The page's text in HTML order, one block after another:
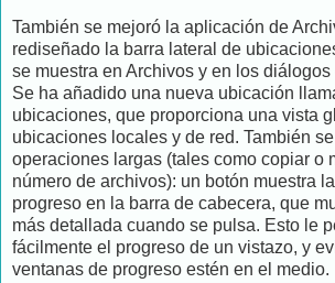
También se mejoró la aplicación de
rediseñado la barra lateral de
se muestra en Archivos y en los diálogos
Se ha añadido una nueva ubicación
ubicaciones, que proporciona una vista
ubicaciones locales y de red. También
operaciones largas (tales como copiar o
número de archivos): un botón muestra
progreso en la barra de cabecera, que
más detallada cuando se pulsa. Esto le
fácilmente el progreso de un vistazo, y
ventanas de progreso estén en el medio.